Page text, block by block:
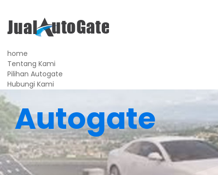
home
Tentang Kami
Pilihan Autogate
Hubungi Kami
Autogate